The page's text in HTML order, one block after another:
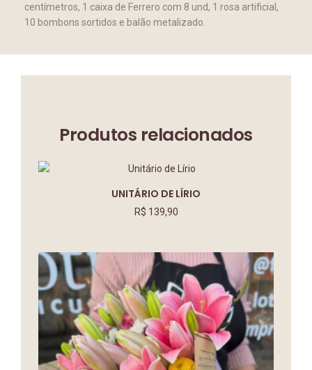
centímetros, 1 caixa de Ferrero com 8 und, 1 rosa artificial,
10 bombons sortidos e balão metalizado.
Produtos relacionados
UNITÁRIO DE LÍRIO
R$ 139,90